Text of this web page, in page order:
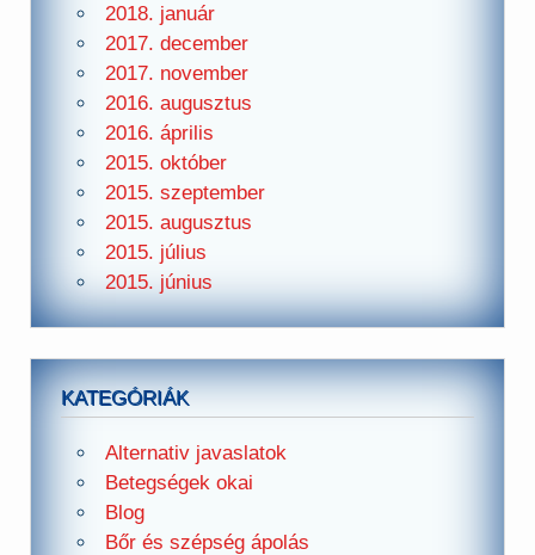
2018. január
2017. december
2017. november
2016. augusztus
2016. április
2015. október
2015. szeptember
2015. augusztus
2015. július
2015. június
KATEGÓRIÁK
Alternativ javaslatok
Betegségek okai
Blog
Bőr és szépség ápolás